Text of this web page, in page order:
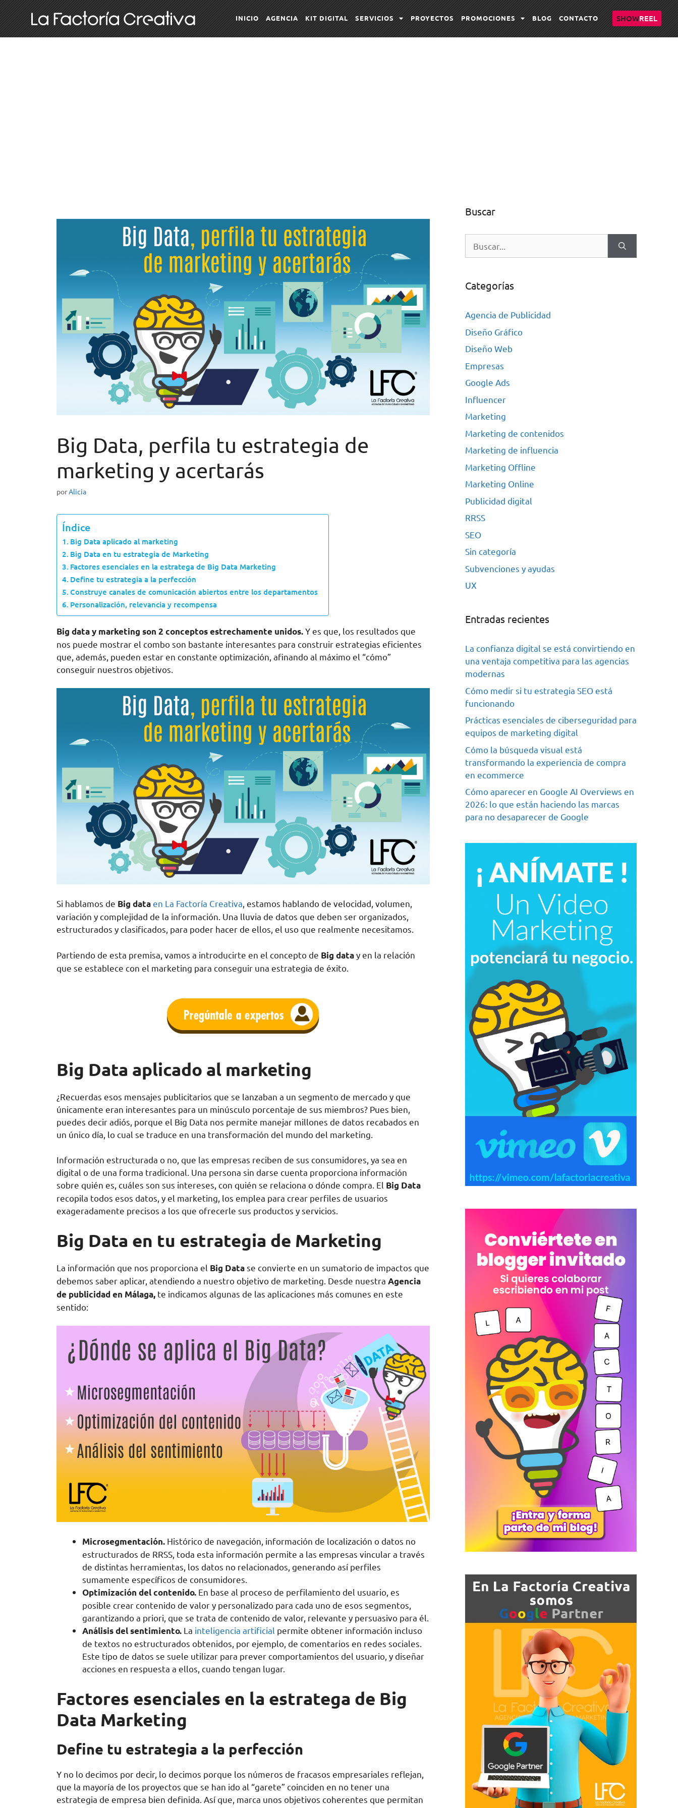
INICIO AGENCIA KIT DIGITAL SERVICIOS PROYECTOS PROMOCIONES BLOG CONTACTO SHOWREEL
Big Data, perfila tu estrategia de
marketing y acertarás
porAlicia
Índice
Big Data aplicado al marketing
Big Data en tu estrategia de Marketing
Factores esenciales en la estratega de Big Data Marketing
Define tu estrategia a la perfección
Construye canales de comunicación abiertos entre los departamentos
Personalización, relevancia y recompensa
Big data y marketing son 2 conceptos estrechamente unidos.Y es que, los resultados que
nos puede mostrar el combo son bastante interesantes para construir estrategias eficientes
que, además, pueden estar en constante optimización, afinando al máximo el “cómo”
conseguir nuestros objetivos.
Si hablamos de Big dataen La Factoría Creativa, estamos hablando de velocidad, volumen,
variación y complejidad de la información. Una lluvia de datos que deben ser organizados,
estructurados y clasificados, para poder hacer de ellos, el uso que realmente necesitamos.
Partiendo de esta premisa, vamos a introducirte en el concepto de Big datay en la relación
que se establece con el marketing para conseguir una estrategia de éxito.
Big Data aplicado al marketing
¿Recuerdas esos mensajes publicitarios que se lanzaban a un segmento de mercado y que
únicamente eran interesantes para un minúsculo porcentaje de sus miembros? Pues bien,
puedes decir adiós, porque el Big Data nos permite manejar millones de datos recabados en
un único día, lo cual se traduce en una transformación del mundo del marketing.
Información estructurada o no, que las empresas reciben de sus consumidores, ya sea en
digital o de una forma tradicional. Una persona sin darse cuenta proporciona información
sobre quién es, cuáles son sus intereses, con quién se relaciona o dónde compra. El Big Data
recopila todos esos datos, y el marketing, los emplea para crear perfiles de usuarios
exageradamente precisos a los que ofrecerle sus productos y servicios.
Big Data en tu estrategia de Marketing
La información que nos proporciona el Big Datase convierte en un sumatorio de impactos que
debemos saber aplicar, atendiendo a nuestro objetivo de marketing. Desde nuestra Agencia
de publicidad en Málaga, te indicamos algunas de las aplicaciones más comunes en este
sentido:
Microsegmentación. Histórico de navegación, información de localización o datos no
estructurados de RRSS, toda esta información permite a las empresas vincular a través
de distintas herramientas, los datos no relacionados, generando así perfiles
sumamente específicos de consumidores.
Optimización del contenido. En base al proceso de perfilamiento del usuario, es
posible crear contenido de valor y personalizado para cada uno de esos segmentos,
garantizando a priori, que se trata de contenido de valor, relevante y persuasivo para él.
Análisis del sentimiento. La inteligencia artificial permite obtener información incluso
de textos no estructurados obtenidos, por ejemplo, de comentarios en redes sociales.
Este tipo de datos se suele utilizar para prever comportamientos del usuario, y diseñar
acciones en respuesta a ellos, cuando tengan lugar.
Factores esenciales en la estratega de Big
Data Marketing
Define tu estrategia a la perfección
Y no lo decimos por decir, lo decimos porque los números de fracasos empresariales reflejan,
que la mayoría de los proyectos que se han ido al “garete” coinciden en no tener una
estrategia de empresa bien definida. Así que, marca unos objetivos coherentes que permitan
Buscar
Categorías
Agencia de Publicidad
Diseño Gráfico
Diseño Web
Empresas
Google Ads
Influencer
Marketing
Marketing de contenidos
Marketing de influencia
Marketing Offline
Marketing Online
Publicidad digital
RRSS
SEO
Sin categoría
Subvenciones y ayudas
UX
Entradas recientes
La confianza digital se está convirtiendo en
una ventaja competitiva para las agencias
modernas
Cómo medir si tu estrategia SEO está
funcionando
Prácticas esenciales de ciberseguridad para
equipos de marketing digital
Cómo la búsqueda visual está
transformando la experiencia de compra
en ecommerce
Cómo aparecer en Google AI Overviews en
2026: lo que están haciendo las marcas
para no desaparecer de Google